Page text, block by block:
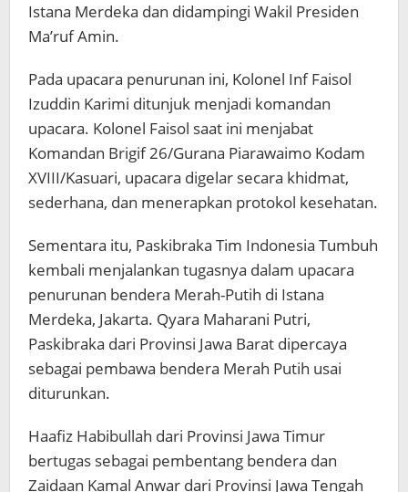
Istana Merdeka dan didampingi Wakil Presiden
Ma’ruf Amin.
Pada upacara penurunan ini, Kolonel Inf Faisol
Izuddin Karimi ditunjuk menjadi komandan
upacara. Kolonel Faisol saat ini menjabat
Komandan Brigif 26/Gurana Piarawaimo Kodam
XVIII/Kasuari, upacara digelar secara khidmat,
sederhana, dan menerapkan protokol kesehatan.
Sementara itu, Paskibraka Tim Indonesia Tumbuh
kembali menjalankan tugasnya dalam upacara
penurunan bendera Merah-Putih di Istana
Merdeka, Jakarta. Qyara Maharani Putri,
Paskibraka dari Provinsi Jawa Barat dipercaya
sebagai pembawa bendera Merah Putih usai
diturunkan.
Haafiz Habibullah dari Provinsi Jawa Timur
bertugas sebagai pembentang bendera dan
Zaidaan Kamal Anwar dari Provinsi Jawa Tengah